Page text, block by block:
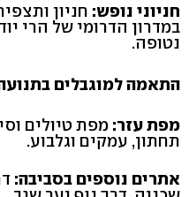
חניוני נופש: חניון
במדרון הדרומי של הרי
נטופה.
התאמה למוגבלים
מפת עזר:
תחתון, עמקים וגלבוע.
אתרים נוספים בסביבה: